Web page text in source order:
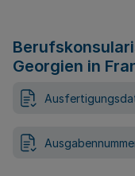
Georgien in